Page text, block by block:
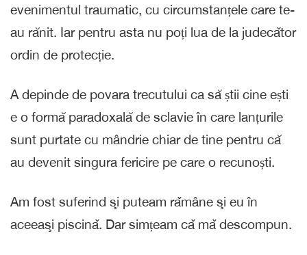
evenimentul traumatic, cu circumstanțele care te-
au rănit. Iar pentru asta nu poți lua de la judecǎtor
ordin de protecție.
A depinde de povara trecutului ca să știi cine ești
e o formă paradoxală de sclavie în care lanțurile
sunt purtate cu mândrie chiar de tine pentru că
au devenit singura fericire pe care o recunoști.
Am fost suferind şi puteam rǎmâne şi eu în
aceeaşi piscinǎ. Dar simțeam cǎ mǎ descompun.